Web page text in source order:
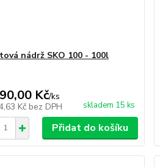
nádrž SKO 100 - 100l
Kč/ks
Kč bez DPH skladem 15 ks
Přidat do košíku